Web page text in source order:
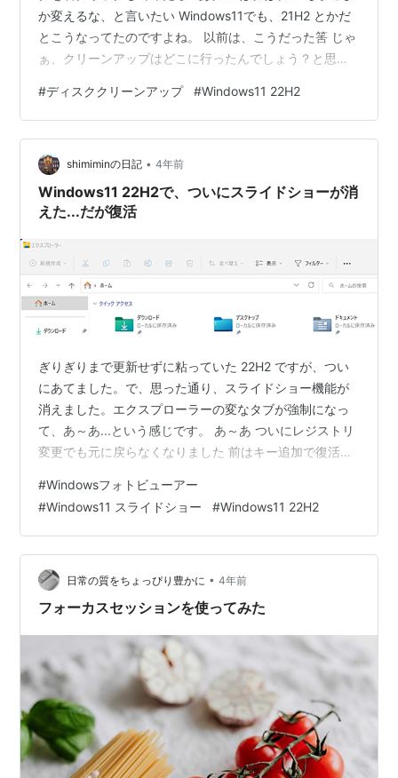
か変えるな、と言いたい Windows11でも、21H2 とかだ
とこうなってたのですよね。 以前は、こうだった筈 じゃ
ぁ、クリーンアップはどこに行ったんでしょう？と思っ
トですか まぁ、慣れろということなんでしょうけどね...
つくづく、マイクロソフトってこうですよね。 プロも困
ってる そういえば、Windowsが死んだ日、という記事が
ありました。ごちゃごちゃと要らないソフトばかりで、
勘弁してよという内容。 softantenna.com …
#ディスククリーンアップ #Windows11 22H2
shimiminの日記 • 4年前
Windows11 22H2で、ついにスライドショーが消
えた...だが復活
ぎりぎりまで更新せずに粘っていた 22H2 ですが、つい
にあてました。で、思った通り、スライドショー機能が
消えました。エクスプローラーの変なタブが強制になっ
て、あ～あ...という感じです。 あ～あ ついにレジストリ
変更でも元に戻らなくなりました 前はキー追加で復活し
shimimin.hatenablog.com まぁ仕方ないですね。なぜ頑
なにスライドショーを削ろうとするのか、さっぱりわか
りませんが...マイクロソフトですからね。 とりあえず、
「フォト レガシ」というカッコいい名前（嘘）のアプリ
を入れると、スライドショー機能があるらしいです。
が、…
#Windowsフォトビューアー
#Windows11 スライドショー #Windows11 22H2
日常の質をちょっぴり豊かに • 4年前
フォーカスセッションを使ってみた